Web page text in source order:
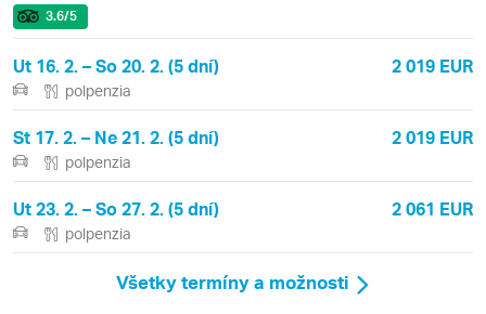
3.6/5
Ut 16. 2. – So 20. 2. (5 dní) 2 019 EUR
polpenzia
St 17. 2. – Ne 21. 2. (5 dní) 2 019 EUR
polpenzia
Ut 23. 2. – So 27. 2. (5 dní) 2 061 EUR
polpenzia
Všetky termíny a možnosti